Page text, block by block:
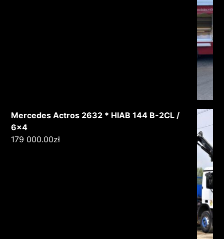
Mercedes Actros 2632 * HIAB 144 B-2CL /
6x4
179 000.00zł